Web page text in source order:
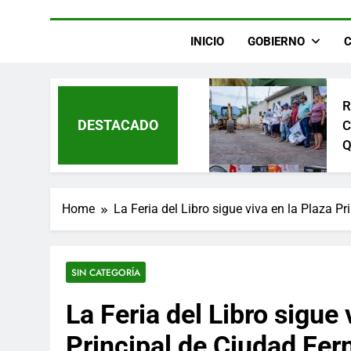
INICIO GOBIERNO
DESTACADO
Home La Feria del Libro sigue viva en la Plaza
SIN CATEGORÍA
La Feria del Libro sigue